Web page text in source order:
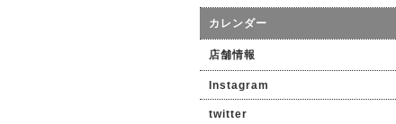
カレンダー
店舗情報
Instagram
twitter